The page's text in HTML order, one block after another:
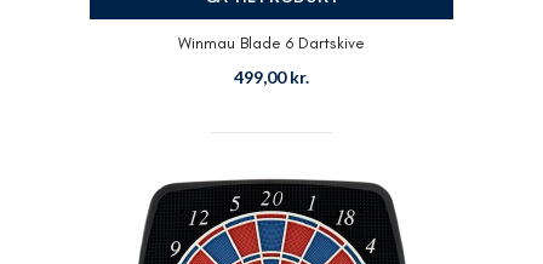
Winmau Blade 6 Dartskive
499,00kr.